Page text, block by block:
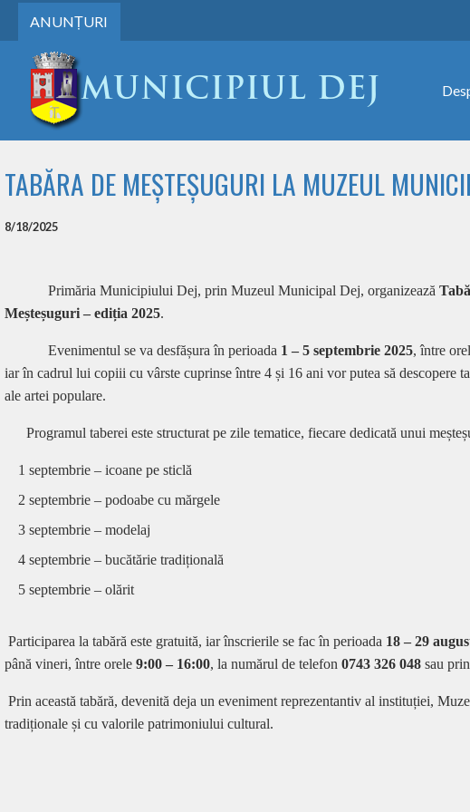
ANUNȚURI
TABĂRA DE MEȘTEȘUGURI LA MUZEUL
8/18/2025
Primăria Municipiului Dej, prin Muzeul Municipal Dej, organizează
Meșteșuguri – ediția 2025.
Evenimentul se va desfășura în perioada 1 – 5 septembrie 2025, între
iar în cadrul lui copiii cu vârste cuprinse între 4 și 16 ani vor putea să descopere
ale artei populare.
Programul taberei este structurat pe zile tematice, fiecare dedicată unui
1 septembrie – icoane pe sticlă
2 septembrie – podoabe cu mărgele
3 septembrie – modelaj
4 septembrie – bucătărie tradițională
5 septembrie – olărit
Participarea la tabără este gratuită, iar înscrierile se fac în perioada 18 – 29
până vineri, între orele 9:00 – 16:00, la numărul de telefon 0743 326 048 sau
Prin această tabără, devenită deja un eveniment reprezentantiv al instituției,
tradiționale și cu valorile patrimoniului cultural.